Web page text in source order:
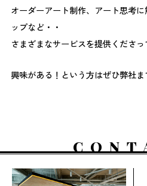
オーダーアート制作、アート思考
ップなど・・
さまざまなサービスを提供くださっ
興味がある！という方はぜひ弊社